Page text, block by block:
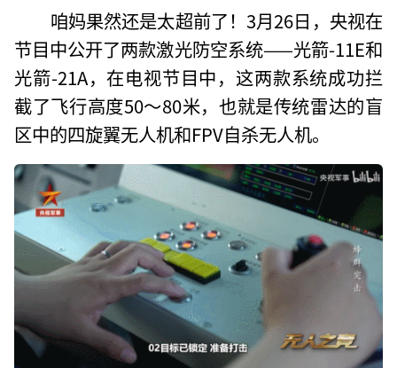
咱妈果然还是太超前了！3月26日，央视在
节目中公开了两款激光防空系统——光箭-11E和
光箭-21A，在电视节目中，这两款系统成功拦
截了飞行高度50～80米，也就是传统雷达的盲
区中的四旋翼无人机和FPV自杀无人机。